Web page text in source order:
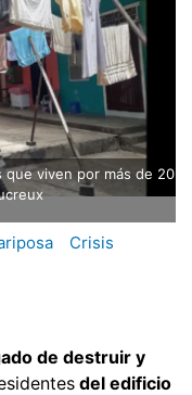
que viven por más de 20
Crisis
de destruir y
del edificio